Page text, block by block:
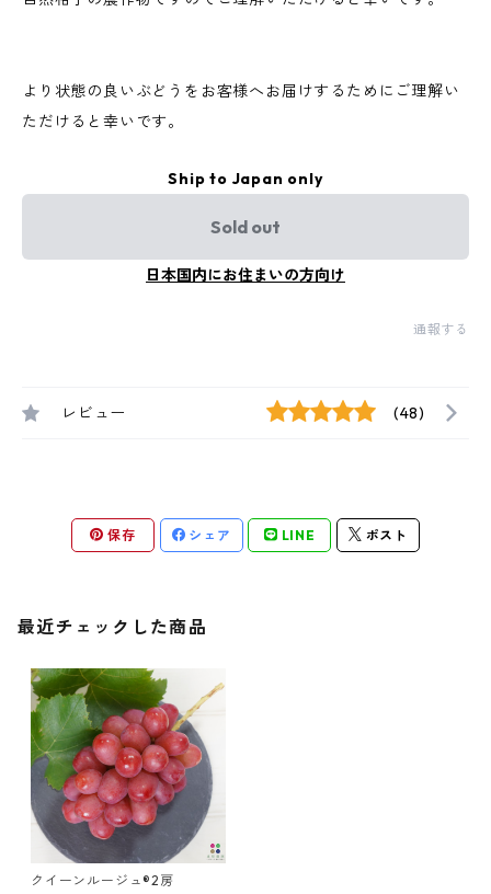
より状態の良いぶどうをお客様へお届けするためにご理解い
ただけると幸いです。
Ship to Japan only
Sold out
日本国内にお住まいの方向け
通報する
レビュー (48)
保存 シェア LINE ポスト
最近チェックした商品
クイーンルージュ®2房